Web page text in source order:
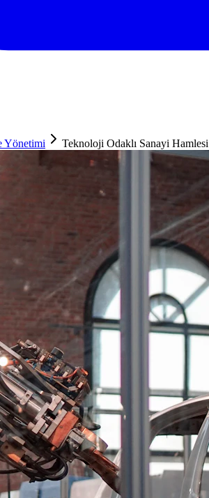
Yönetimi Teknoloji Odaklı Sanayi Hamlesi